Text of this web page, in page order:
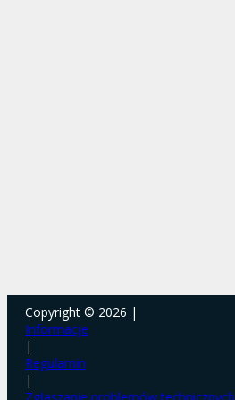
Copyright © 2026 |
Informacje
|
Regulamin
|